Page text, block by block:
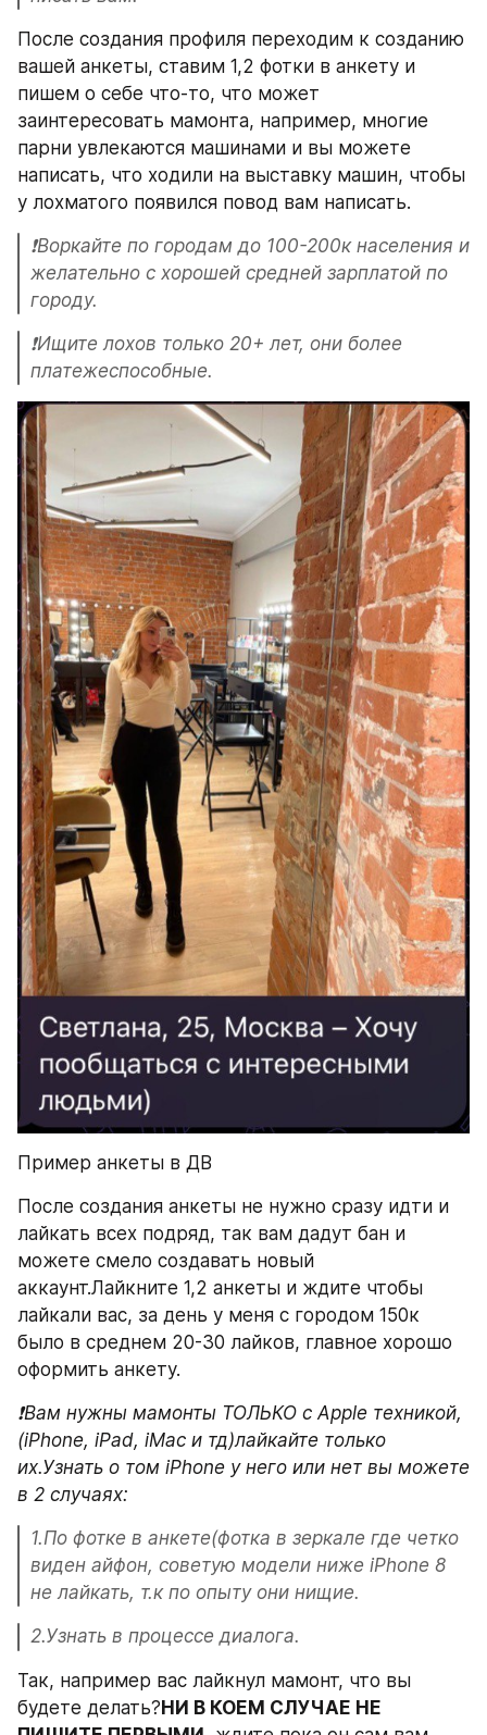
После создания профиля переходим к созданию
вашей анкеты, ставим 1,2 фотки в анкету и
пишем о себе что-то, что может
заинтересовать мамонта, например, многие
парни увлекаются машинами и вы можете
написать, что ходили на выставку машин, чтобы
у лохматого появился повод вам написать.
❗️Воркайте по городам до 100-200к населения и
желательно с хорошей средней зарплатой по
городу.
❗️Ищите лохов только 20+ лет, они более
платежеспособные.
Пример анкеты в ДВ
После создания анкеты не нужно сразу идти и
лайкать всех подряд, так вам дадут бан и
можете смело создавать новый
аккаунт.Лайкните 1,2 анкеты и ждите чтобы
лайкали вас, за день у меня с городом 150к
было в среднем 20-30 лайков, главное хорошо
оформить анкету.
❗️Вам нужны мамонты ТОЛЬКО с Apple техникой,
(iPhone, iPad, iMac и тд)лайкайте только
их.Узнать о том iPhone у него или нет вы можете
в 2 случаях:
1.По фотке в анкете(фотка в зеркале где четко
виден айфон, советую модели ниже iPhone 8
не лайкать, т.к по опыту они нищие.
2.Узнать в процессе диалога.
Так, например вас лайкнул мамонт, что вы
будете делать?НИ В КОЕМ СЛУЧАЕ НЕ